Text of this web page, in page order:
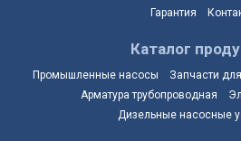
Гарантия
Каталог
Промышленные насосы
Запчасти
Арматура трубопроводная
Дизельные насосные